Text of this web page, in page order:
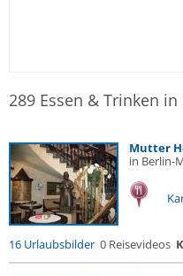
289 Essen & Trinken
Mutter
in Berlin-
16 Urlaubsbilder 0 Reisevideos